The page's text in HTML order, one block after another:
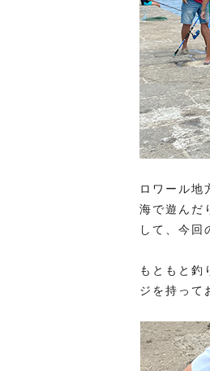
ロワール地
海で遊んだ
して、今回
もともと釣
ジを持って